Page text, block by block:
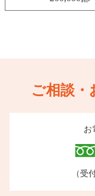
ご相談・
お
（受